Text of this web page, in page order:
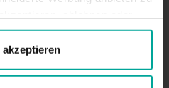
indem Sie auf die
klicken. Weitere
Cookie-Richtlinie.
akzeptieren
ein eigenes
obwohl es viel
von Berlin.